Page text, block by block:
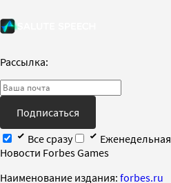
Рассылка:
Подписаться
Все сразу
Еженедельная
Новости Forbes Games
Наименование издания: forbes.ru